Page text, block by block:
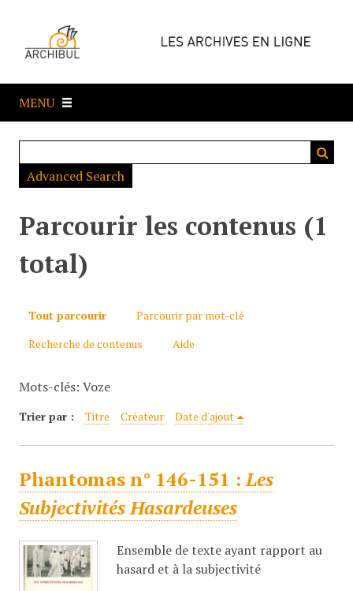
e
a
MENU
Advanced Search
Parcourir les contenus (1
total)
Tout parcourir
Parcourir par mot-clé
Recherche de contenus
Aide
Mots-clés: Voze
Trier par : Titre Créateur Date d'ajout
Phantomas n° 146-151 :Les
Subjectivités Hasardeuses
Ensemble de texte ayant rapport au
hasard et à la subjectivité